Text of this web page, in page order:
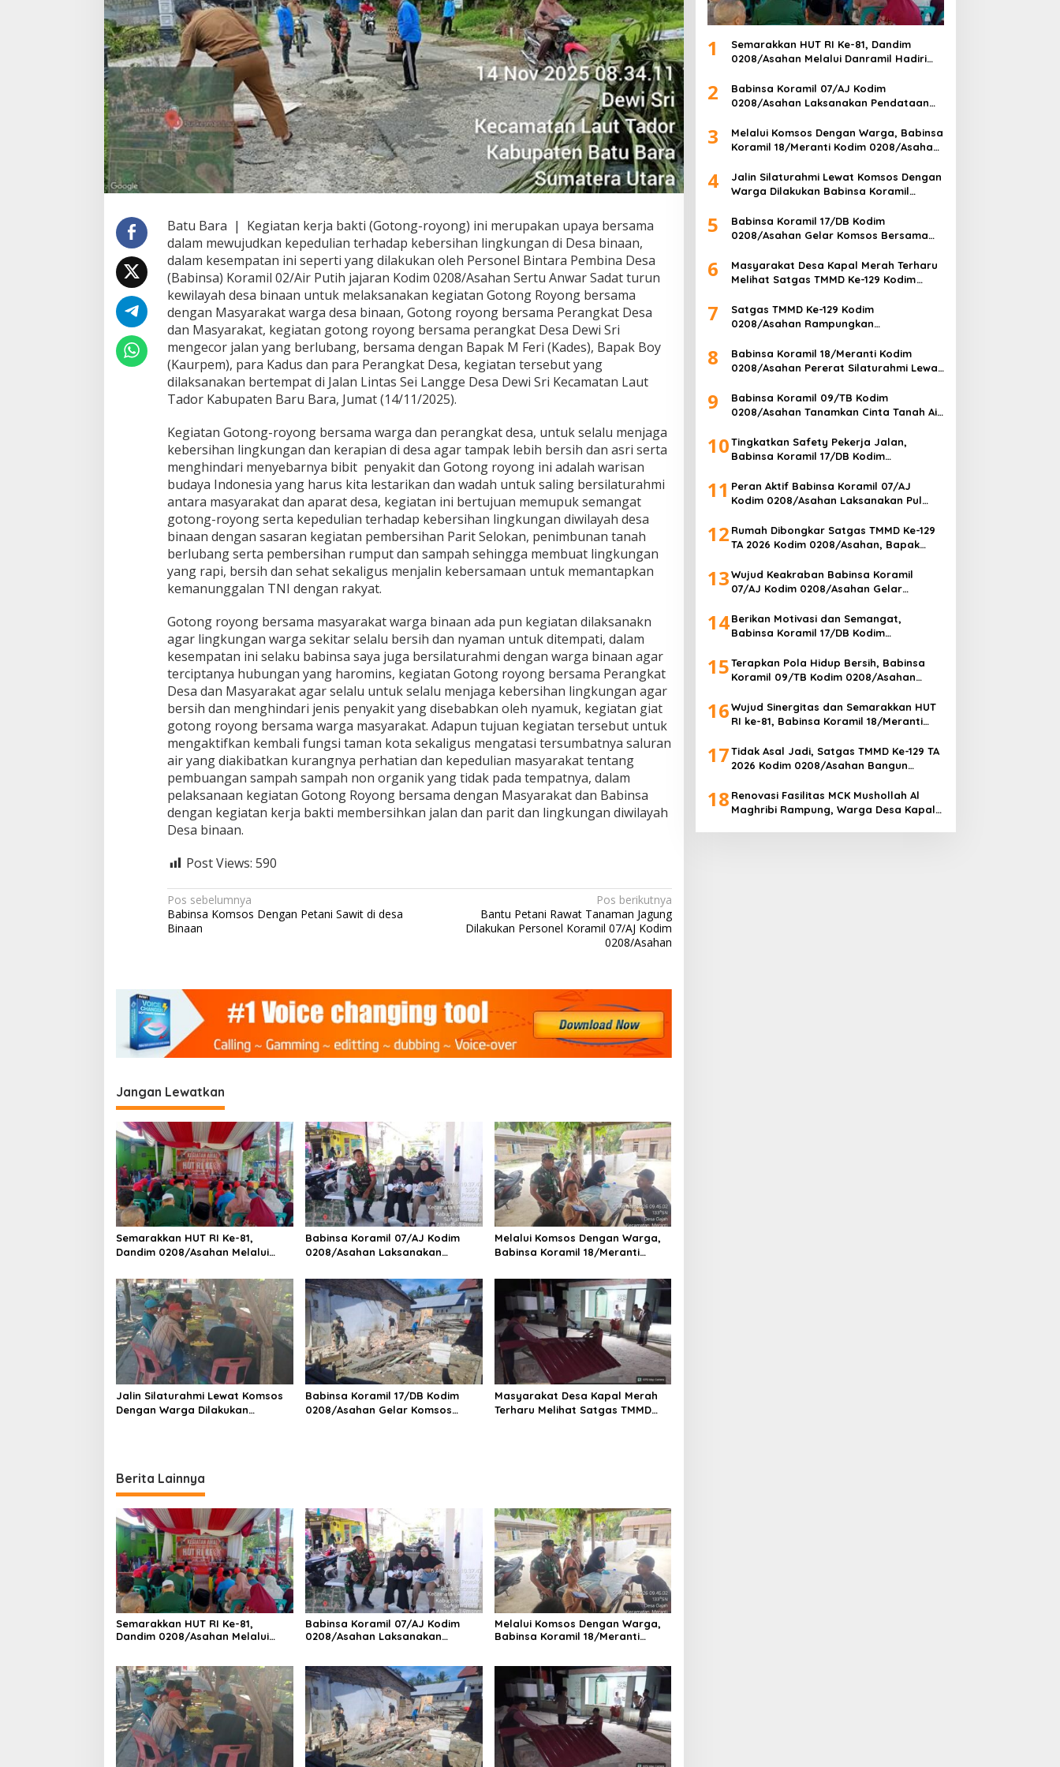
t
D
a
n
P
e
r
a
n
g
k
a
t
D
a
,
P
e
s
o
n
e
l
K
o
r
m
i
l
0
2
/
A
K
o
d
i
2
0
8
/
A
a
h
a
n
o
t
o
n
r
y
o
n
i
h
a
n
g
k
u
n
g
a
Batu Bara | Kegiatan kerja bakti (Gotong-royong) ini merupakan upaya bersama
dalam mewujudkan kepedulian terhadap kebersihan lingkungan di Desa binaan,
dalam kesempatan ini seperti yang dilakukan oleh Personel Bintara Pembina Desa
(Babinsa) Koramil 02/Air Putih jajaran Kodim 0208/Asahan Sertu Anwar Sadat turun
kewilayah desa binaan untuk melaksanakan kegiatan Gotong Royong bersama
dengan Masyarakat warga desa binaan, Gotong royong bersama Perangkat Desa
dan Masyarakat, kegiatan gotong royong bersama perangkat Desa Dewi Sri
mengecor jalan yang berlubang, bersama dengan Bapak M Feri (Kades), Bapak Boy
(Kaurpem), para Kadus dan para Perangkat Desa, kegiatan tersebut yang
dilaksanakan bertempat di Jalan Lintas Sei Langge Desa Dewi Sri Kecamatan Laut
Tador Kabupaten Baru Bara, Jumat (14/11/2025).
Kegiatan Gotong-royong bersama warga dan perangkat desa, untuk selalu menjaga
kebersihan lingkungan dan kerapian di desa agar tampak lebih bersih dan asri serta
menghindari menyebarnya bibit penyakit dan Gotong royong ini adalah warisan
budaya Indonesia yang harus kita lestarikan dan wadah untuk saling bersilaturahmi
antara masyarakat dan aparat desa, kegiatan ini bertujuan memupuk semangat
gotong-royong serta kepedulian terhadap kebersihan lingkungan diwilayah desa
binaan dengan sasaran kegiatan pembersihan Parit Selokan, penimbunan tanah
berlubang serta pembersihan rumput dan sampah sehingga membuat lingkungan
yang rapi, bersih dan sehat sekaligus menjalin kebersamaan untuk memantapkan
kemanunggalan TNI dengan rakyat.
Gotong royong bersama masyarakat warga binaan ada pun kegiatan dilaksanakn
agar lingkungan warga sekitar selalu bersih dan nyaman untuk ditempati, dalam
kesempatan ini selaku babinsa saya juga bersilaturahmi dengan warga binaan agar
terciptanya hubungan yang haromins, kegiatan Gotong royong bersama Perangkat
Desa dan Masyarakat agar selalu untuk selalu menjaga kebersihan lingkungan agar
bersih dan menghindari jenis penyakit yang disebabkan oleh nyamuk, kegiatan giat
gotong royong bersama warga masyarakat. Adapun tujuan kegiatan tersebut untuk
mengaktifkan kembali fungsi taman kota sekaligus mengatasi tersumbatnya saluran
air yang diakibatkan kurangnya perhatian dan kepedulian masyarakat tentang
pembuangan sampah sampah non organik yang tidak pada tempatnya, dalam
pelaksanaan kegiatan Gotong Royong bersama dengan Masyarakat dan Babinsa
dengan kegiatan kerja bakti membersihkan jalan dan parit dan lingkungan diwilayah
Desa binaan.
Post Views: 590
N
a
g
a
s
i
p
o
s
Pos sebelumnya
Babinsa Komsos Dengan Petani Sawit di desa
Binaan
Pos berikutnya
Bantu Petani Rawat Tanaman Jagung
Dilakukan Personel Koramil 07/AJ Kodim
0208/Asahan
Jangan Lewatkan
Semarakkan HUT RI Ke-81,
Dandim 0208/Asahan Melalui
di Kantor Kemenag Asahan
Babinsa Koramil 07/AJ Kodim
0208/Asahan Laksanakan
Pegawai Kesehatan Di Puskesmas
Melalui Komsos Dengan Warga,
Babinsa Koramil 18/Meranti
Jaga ebersihan Dan Kamtibmas
Jalin Silaturahmi Lewat Komsos
Dengan Warga Dilakukan
Babinsa Koramil 17/DB Kodim
0208/Asahan Gelar Komsos
Masyarakat Desa Kapal Merah
Terharu Melihat Satgas TMMD
Berita Lainnya
Semarakkan HUT RI Ke-81,
Dandim 0208/Asahan Melalui
Babinsa Koramil 07/AJ Kodim
0208/Asahan Laksanakan
Melalui Komsos Dengan Warga,
Babinsa Koramil 18/Meranti
1
Semarakkan HUT RI Ke-81, Dandim
0208/Asahan Melalui Danramil Hadiri
Asahan
2
Babinsa Koramil 07/AJ Kodim
0208/Asahan Laksanakan Pendataan
Puskesmas
3
Melalui Komsos Dengan Warga, Babinsa
Koramil 18/Meranti Kodim 0208/Asahan
4
Jalin Silaturahmi Lewat Komsos Dengan
Warga Dilakukan Babinsa Koramil
5
Babinsa Koramil 17/DB Kodim
0208/Asahan Gelar Komsos Bersama
6
Masyarakat Desa Kapal Merah Terharu
Melihat Satgas TMMD Ke-129 Kodim
Renovasi Mushollah Al Maghribi
7
Satgas TMMD Ke-129 Kodim
0208/Asahan Rampungkan
Maghribi, Jamaah Sambut Antusias
8
Babinsa Koramil 18/Meranti Kodim
0208/Asahan Pererat Silaturahmi Lewat
Binaan
9
Babinsa Koramil 09/TB Kodim
0208/Asahan Tanamkan Cinta Tanah Air
MAN1 Kota Tanjung Balai
10Tingkatkan Safety Pekerja Jalan,
Babinsa Koramil 17/DB Kodim
Tim Pemotong Rumput Dinas PU
11 Peran Aktif Babinsa Koramil 07/AJ
Kodim 0208/Asahan Laksanakan Pul
12 Rumah Dibongkar Satgas TMMD Ke-129
TA 2026 Kodim 0208/Asahan, Bapak
Rumah Layak Huni Segera Terwujud
13Wujud Keakraban Babinsa Koramil
07/AJ Kodim 0208/Asahan Gelar
14 Berikan Motivasi dan Semangat,
Babinsa Koramil 17/DB Kodim
Pelajar Tim Drum Band
15Terapkan Pola Hidup Bersih, Babinsa
Koramil 09/TB Kodim 0208/Asahan
Gelar Gotong Royong Lingkungan
16Wujud Sinergitas dan Semarakkan HUT
RI ke-81, Babinsa Koramil 18/Meranti
Perangkat Desa Pasang Umbul-Umbul
17Tidak Asal Jadi, Satgas TMMD Ke-129 TA
2026 Kodim 0208/Asahan Bangun
Desa Kapal Merah
18 Renovasi Fasilitas MCK Mushollah Al
Maghribi Rampung, Warga Desa Kapal